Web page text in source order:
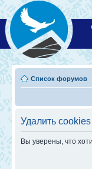
Список форумов
Удалить
Вы уверены, что